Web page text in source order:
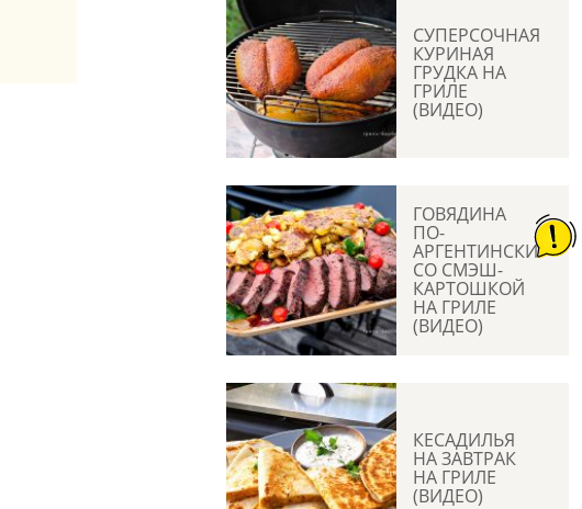
СУПЕРСОЧНАЯ
КУРИНАЯ
ГРУДКА НА
ГРИЛЕ
(ВИДЕО)
ГОВЯДИНА
ПО-
АРГЕНТИНСКИ
СО СМЭШ-
КАРТОШКОЙ
НА ГРИЛЕ
(ВИДЕО)
КЕСАДИЛЬЯ
НА ЗАВТРАК
НА ГРИЛЕ
(ВИДЕО)